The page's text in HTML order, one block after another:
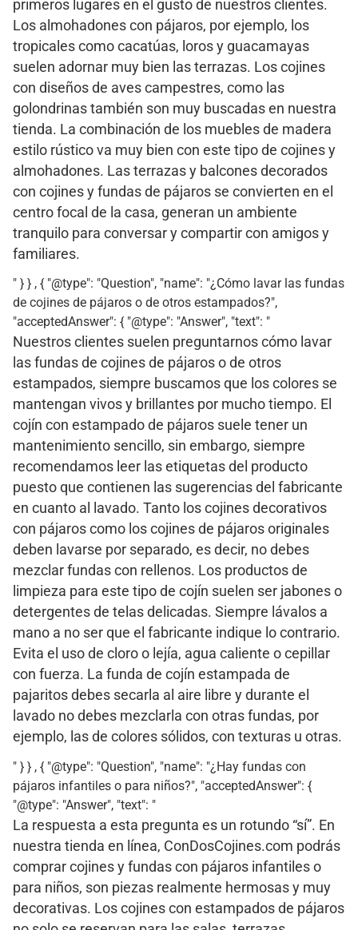
primeros lugares en el gusto de nuestros clientes.
Los almohadones con pájaros, por ejemplo, los
tropicales como cacatúas, loros y guacamayas
suelen adornar muy bien las terrazas. Los cojines
con diseños de aves campestres, como las
golondrinas también son muy buscadas en nuestra
tienda. La combinación de los muebles de madera
estilo rústico va muy bien con este tipo de cojines y
almohadones. Las terrazas y balcones decorados
con cojines y fundas de pájaros se convierten en el
centro focal de la casa, generan un ambiente
tranquilo para conversar y compartir con amigos y
familiares.
" } } , { "@type": "Question", "name": "¿Cómo lavar las fundas
de cojines de pájaros o de otros estampados?",
"acceptedAnswer": { "@type": "Answer", "text": "
Nuestros clientes suelen preguntarnos cómo lavar
las fundas de cojines de pájaros o de otros
estampados, siempre buscamos que los colores se
mantengan vivos y brillantes por mucho tiempo. El
cojín con estampado de pájaros suele tener un
mantenimiento sencillo, sin embargo, siempre
recomendamos leer las etiquetas del producto
puesto que contienen las sugerencias del fabricante
en cuanto al lavado. Tanto los cojines decorativos
con pájaros como los cojines de pájaros originales
deben lavarse por separado, es decir, no debes
mezclar fundas con rellenos. Los productos de
limpieza para este tipo de cojín suelen ser jabones o
detergentes de telas delicadas. Siempre lávalos a
mano a no ser que el fabricante indique lo contrario.
Evita el uso de cloro o lejía, agua caliente o cepillar
con fuerza. La funda de cojín estampada de
pajaritos debes secarla al aire libre y durante el
lavado no debes mezclarla con otras fundas, por
ejemplo, las de colores sólidos, con texturas u otras.
" } } , { "@type": "Question", "name": "¿Hay fundas con
pájaros infantiles o para niños?", "acceptedAnswer": {
"@type": "Answer", "text": "
La respuesta a esta pregunta es un rotundo “sí”. En
nuestra tienda en línea, ConDosCojines.com podrás
comprar cojines y fundas con pájaros infantiles o
para niños, son piezas realmente hermosas y muy
decorativas. Los cojines con estampados de pájaros